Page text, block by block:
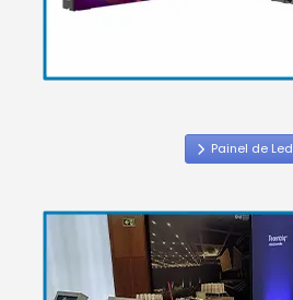
Painel de Led